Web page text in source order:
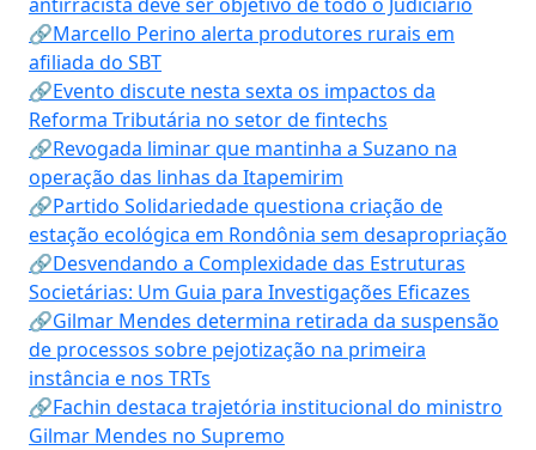
🔗Marcello Perino alerta produtores rurais em
afiliada do SBT
🔗Evento discute nesta sexta os impactos da
Reforma Tributária no setor de fintechs
🔗Revogada liminar que mantinha a Suzano na
operação das linhas da Itapemirim
🔗Partido Solidariedade questiona criação de
estação ecológica em Rondônia sem desapropriação
🔗Desvendando a Complexidade das Estruturas
Societárias: Um Guia para Investigações Eficazes
🔗Gilmar Mendes determina retirada da suspensão
de processos sobre pejotização na primeira
instância e nos TRTs
🔗Fachin destaca trajetória institucional do ministro
Gilmar Mendes no Supremo